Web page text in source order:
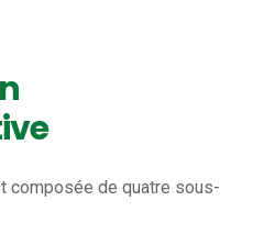
composée de quatre sous-